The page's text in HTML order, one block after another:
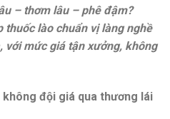
– thơm lâu – phê đậm?
thuốc lào chuẩn vị làng nghề
với mức giá tận xưởng, không
đội giá qua thương lái